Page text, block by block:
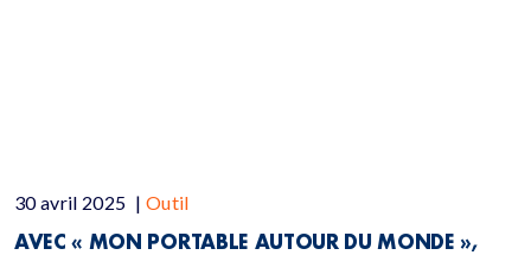
30 avril 2025 | Outil
AVEC « MON PORTABLE AUTOUR DU MONDE »,